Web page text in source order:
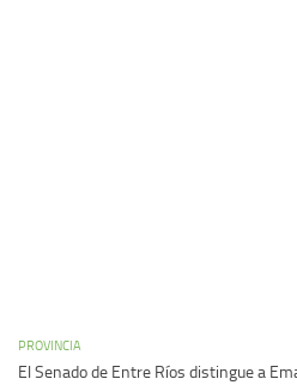
PROVINCIA
El Senado de Entre Ríos distingue a